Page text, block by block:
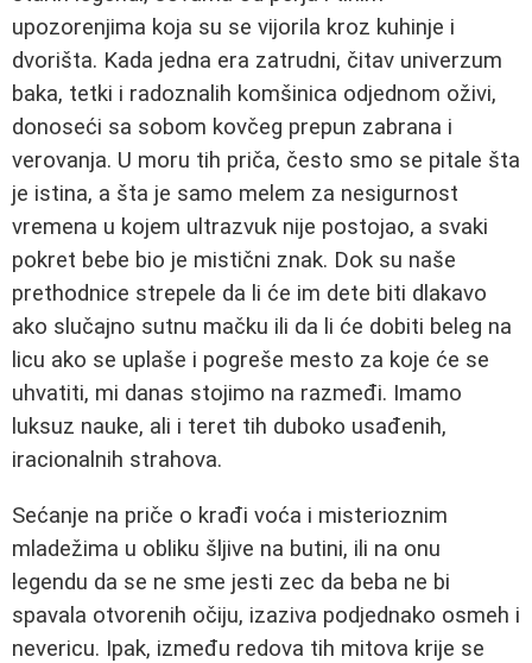
upozorenjima koja su se vijorila kroz kuhinje i
dvorišta. Kada jedna era zatrudni, čitav univerzum
baka, tetki i radoznalih komšinica odjednom oživi,
donoseći sa sobom kovčeg prepun zabrana i
verovanja. U moru tih priča, često smo se pitale šta
je istina, a šta je samo melem za nesigurnost
vremena u kojem ultrazvuk nije postojao, a svaki
pokret bebe bio je mistični znak. Dok su naše
prethodnice strepele da li će im dete biti dlakavo
ako slučajno sutnu mačku ili da li će dobiti beleg na
licu ako se uplaše i pogreše mesto za koje će se
uhvatiti, mi danas stojimo na razmeđi. Imamo
luksuz nauke, ali i teret tih duboko usađenih,
iracionalnih strahova.
Sećanje na priče o krađi voća i misterioznim
mladežima u obliku šljive na butini, ili na onu
legendu da se ne sme jesti zec da beba ne bi
spavala otvorenih očiju, izaziva podjednako osmeh i
nevericu. Ipak, između redova tih mitova krije se